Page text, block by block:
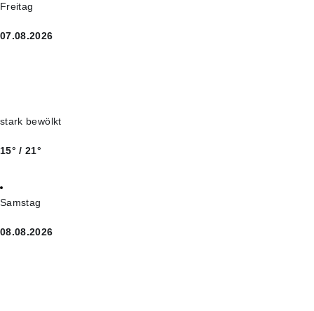
Freitag
07.08.2026
stark bewölkt
15° / 21°
Samstag
08.08.2026